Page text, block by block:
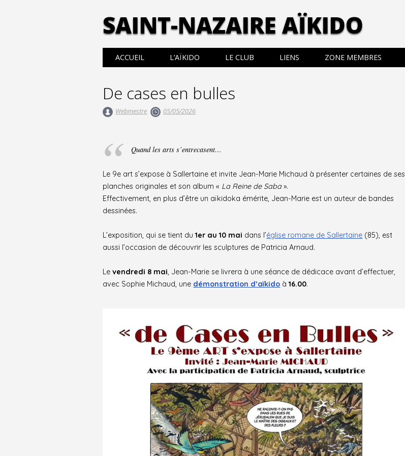
SAINT-NAZAIRE AÏKIDO
Main menu
Skip
to
ACCUEIL L’AÏKIDO LE CLUB LIENS ZONE MEMBRES
De cases en bulles
Webmestre 05/05/2026
Quand les arts s’entrecasent…
Le 9e art s’expose à Sallertaine et invite Jean-Marie Michaud à présenter certaines de ses
planches originales et son album « La Reine de Saba».
Effectivement, en plus d’être un aïkidoka émérite, Jean-Marie est un auteur de bandes
dessinées.
L’exposition, qui se tient du1er au 10 mai dans l’église romane de Sallertaine (85), est
aussi l’occasion de découvrir les sculptures de Patricia Arnaud.
Levendredi 8 mai, Jean-Marie se livrera à une séance de dédicace avant d’effectuer,
avec Sophie Michaud, une démonstration d’aïkido à16.00.